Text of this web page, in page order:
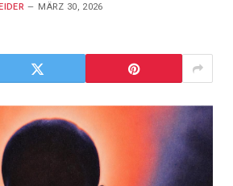
MÄRZ 30, 2026